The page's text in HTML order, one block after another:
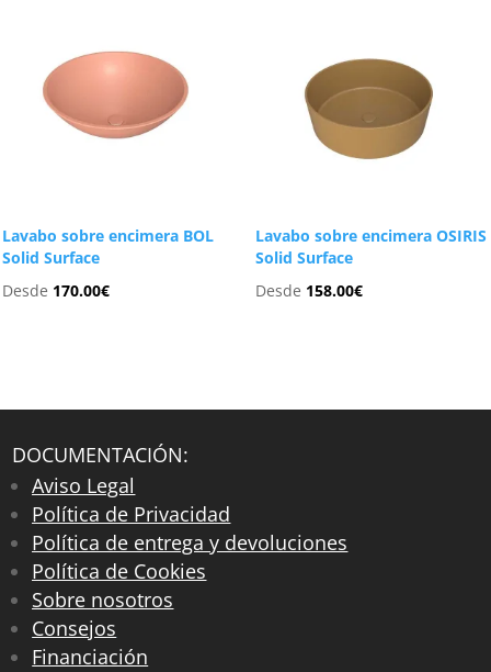
Lavabo sobre encimera BOL
Solid Surface
Desde 170.00€
Lavabo sobre encimera OSIRIS
Solid Surface
Desde 158.00€
DOCUMENTACIÓN:
Aviso Legal
Política de Privacidad
Política de entrega y devoluciones
Política de Cookies
Sobre nosotros
Consejos
Financiación